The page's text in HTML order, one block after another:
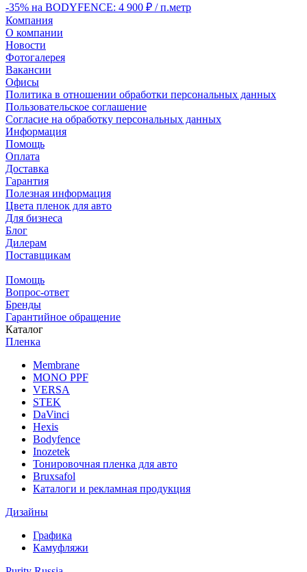
-35% на BODYFENCE: 4 900 ₽ / п.метр
Компания
О компании
Новости
Фотогалерея
Вакансии
Офисы
Политика в отношении обработки персональных данных
Пользовательское соглашение
Согласие на обработку персональных данных
Информация
Помощь
Оплата
Доставка
Гарантия
Полезная информация
Цвета пленок для авто
Для бизнеса
Блог
Дилерам
Поставщикам
Помощь
Вопрос-ответ
Бренды
Гарантийное обращение
Каталог
Пленка
Membrane
MONO PPF
VERSA
STEK
DaVinci
Hexis
Bodyfence
Inozetek
Тонировочная пленка для авто
Bruxsafol
Каталоги и рекламная продукция
Дизайны
Графика
Камуфляжи